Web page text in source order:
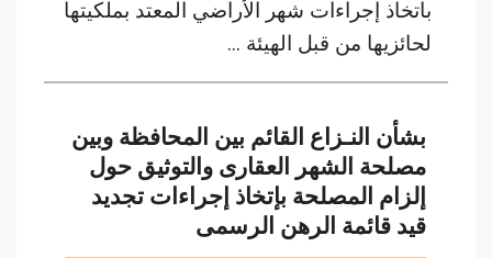
باتخاذ إجراءات شهر الأراضي المعتد بملكيتها
لحائزيها من قبل الهيئة ...
بشأن النـزاع القائم بين المحافظة وبين
مصلحة الشهر العقارى والتوثيق حول
إلزام المصلحة بإتخاذ إجراءات تجديد
قيد قائمة الرهن الرسمى